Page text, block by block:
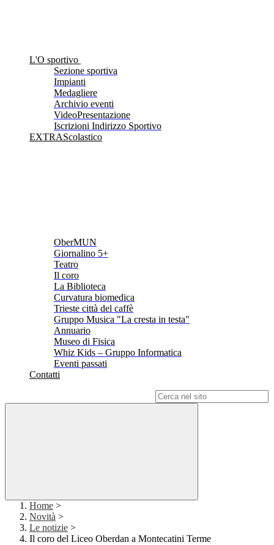
L'O sportivo
Sezione sportiva
Impianti
Medagliere
Archivio eventi
VideoPresentazione
Iscrizioni Indirizzo Sportivo
EXTRAScolastico
OberMUN
Giornalino 5+
Teatro
Il coro
La Biblioteca
Curvatura biomedica
Trieste città del caffè
Gruppo Musica "La cresta in testa"
Annuario
Museo di Fisica
Whiz Kids – Gruppo Informatica
Eventi passati
Contatti
Home >
Novità >
Le notizie >
Il coro del Liceo Oberdan a Montecatini Terme